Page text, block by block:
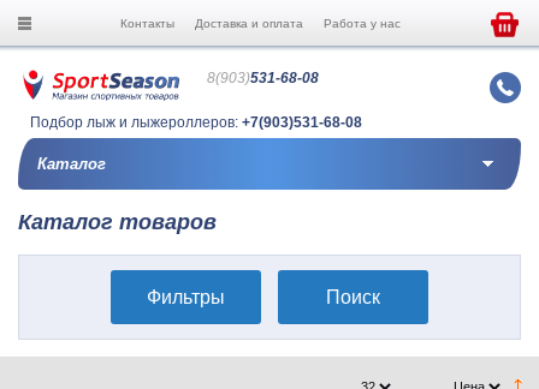
Контакты Доставка и оплата Работа у нас
8(903)531-68-08
Подбор лыж и лыжероллеров: +7(903)531-68-08
Каталог
Каталог товаров
Фильтры Поиск